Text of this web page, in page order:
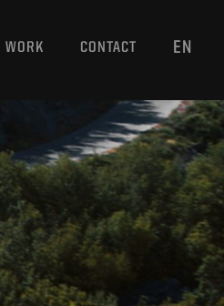
WORK CONTACT EN